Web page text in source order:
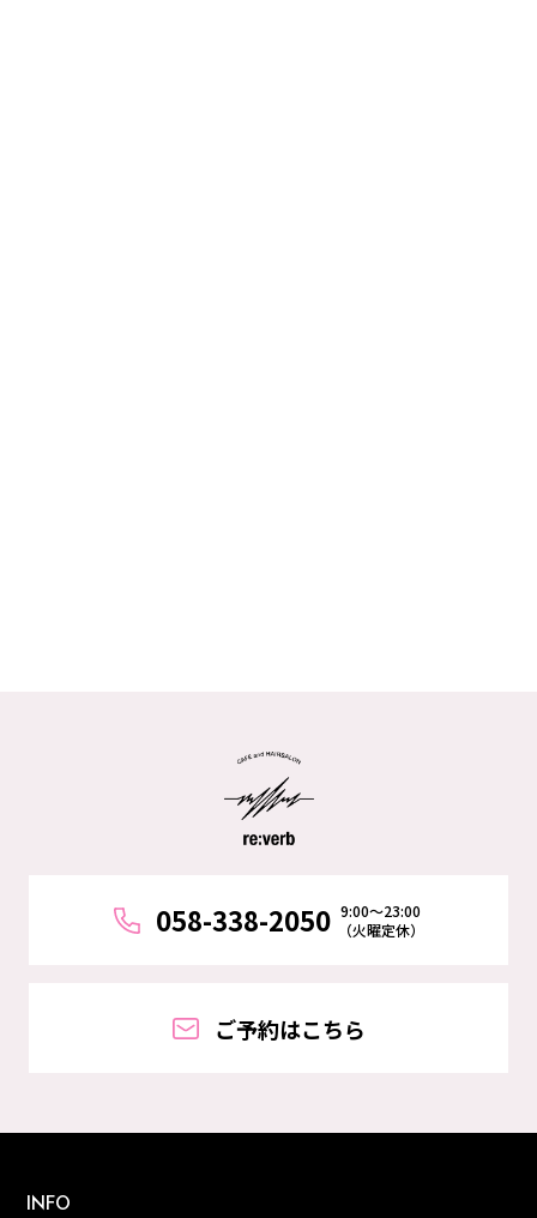
058-338-2050 9:00～23:00
（火曜定休）
ご予約はこちら
INFO